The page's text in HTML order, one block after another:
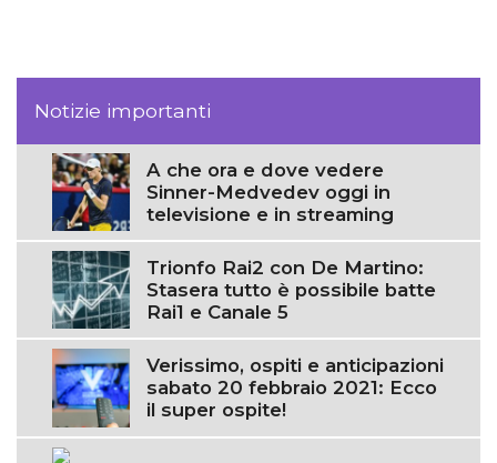
Notizie importanti
A che ora e dove vedere
Sinner-Medvedev oggi in
televisione e in streaming
Trionfo Rai2 con De Martino:
Stasera tutto è possibile batte
Rai1 e Canale 5
Verissimo, ospiti e anticipazioni
sabato 20 febbraio 2021: Ecco
il super ospite!